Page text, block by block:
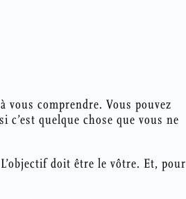
vous comprendre. Vous pouvez
quelque chose que vous ne
doit être le vôtre. Et, pour